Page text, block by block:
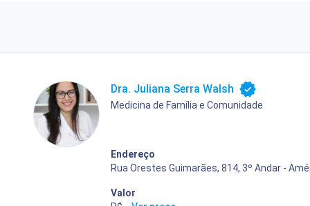
Dra. Juliana Serra Walsh
Medicina de Família e Comunidade
Endereço
Rua Orestes Guimarães, 814, 3º Andar -
Valor